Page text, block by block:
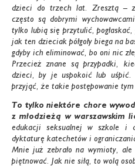
dzieci do trzech lat. Zresztą –
często są dobrymi
tylko lubią się przytulić,
jak ten dzieciak półgoły biega na
gdyby ich eliminować, bo oni nic
Przecież znane są przypadki,
dzieci, by je uspokoić lub uśpić.
przyjąć, że takie postępowanie tym
To tylko niektóre chore
z młodzieżą w warszawskim
edukacji seksualnej w szkole i
dyktaturę katechetów i
Mnie już zebrało na wymioty,
piętnować. Jak nie siłą, to wolą